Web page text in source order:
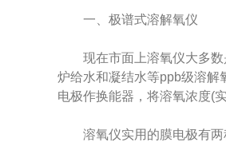
一、极谱式溶解氧仪
现在市面上溶氧仪大多数
炉给水和凝结水等ppb级溶解
电极作换能器，将溶氧浓度(
溶氧仪实用的膜电极有两